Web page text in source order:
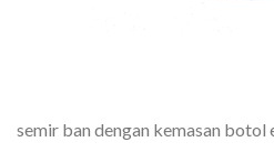
semir ban dengan kemasan botol